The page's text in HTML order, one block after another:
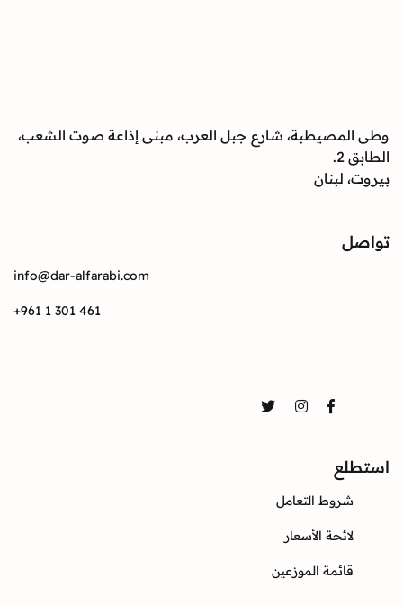
وطى المصيطبة، شارع جبل العرب، مبنى إذاعة صوت الشعب،
الطابق 2.
بيروت، لبنان
تواصل
info@dar-alfarabi.com
+961 1 301 461
Facebook
Instagram
Twitter
استطلع
شروط التعامل
لائحة الأسعار
قائمة الموزعين